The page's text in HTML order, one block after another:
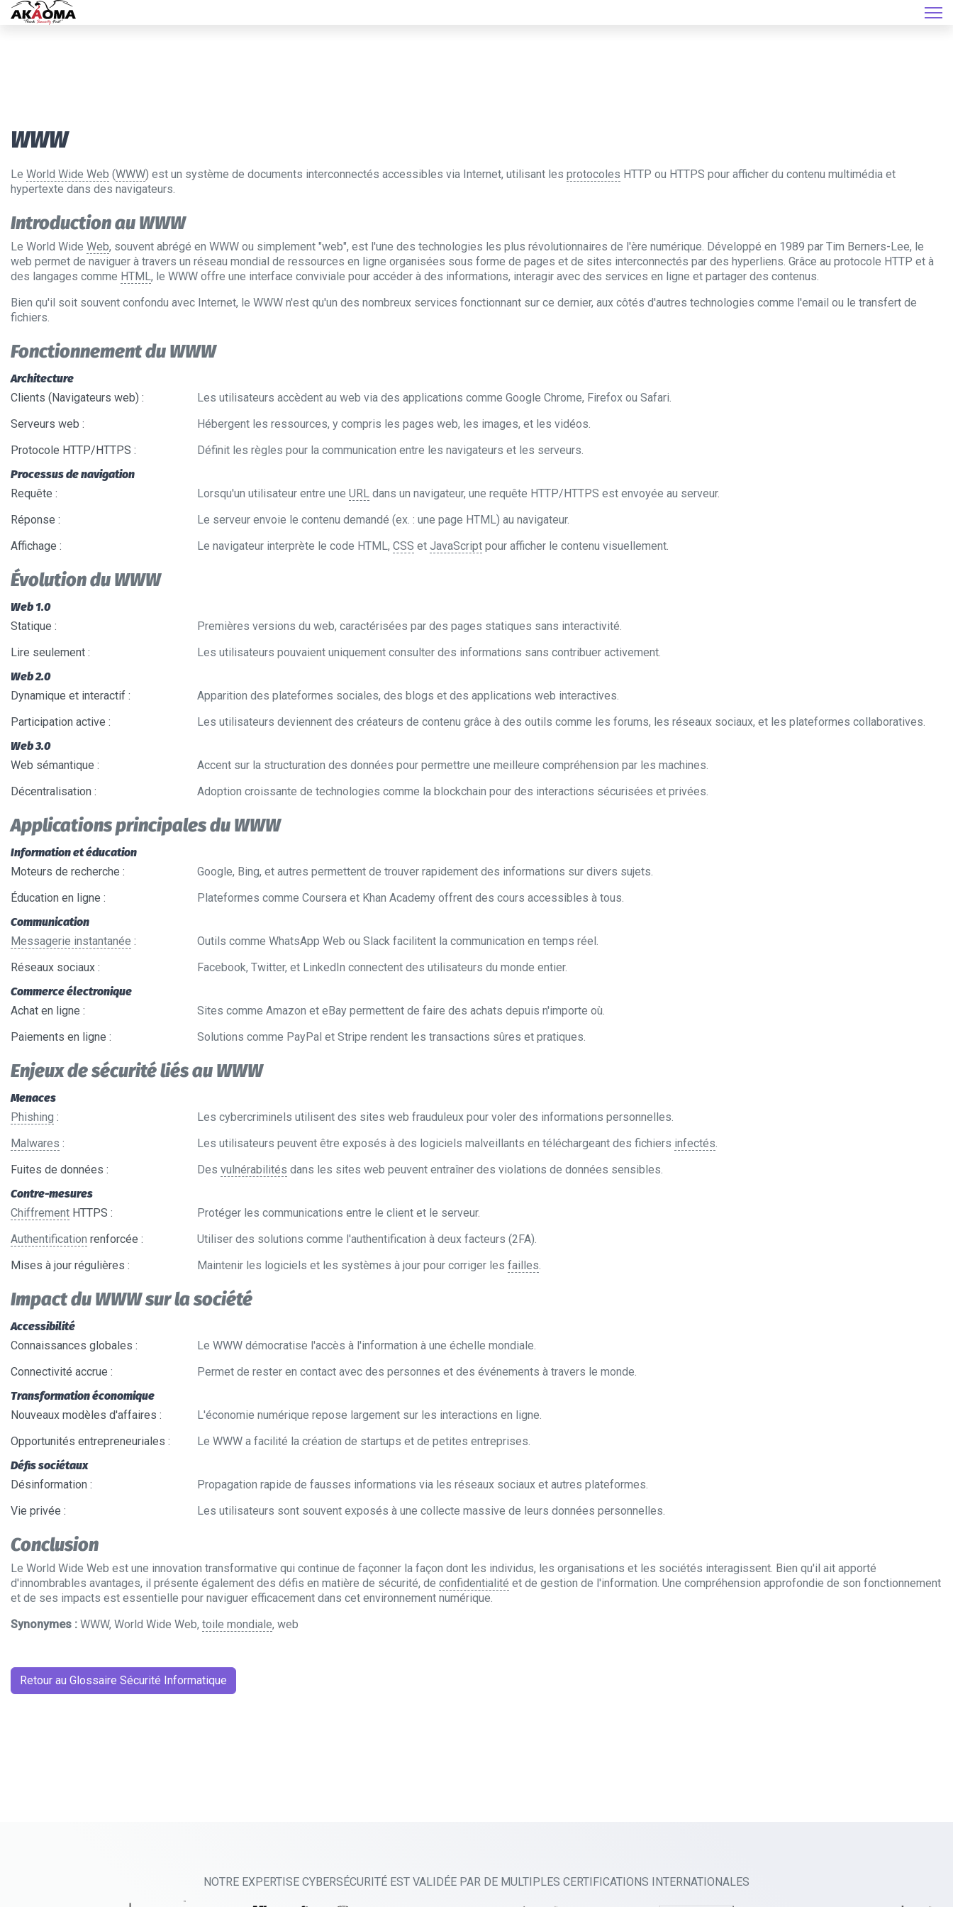
WWW
Le World Wide Web (WWW) est un système de documents interconnectés accessibles via Internet, utilisant les protocoles HTTP ou HTTPS pour afficher du contenu multimédia et
hypertexte dans des navigateurs.
Introduction au WWW
Le World Wide Web, souvent abrégé en WWW ou simplement "web", est l'une des technologies les plus révolutionnaires de l'ère numérique. Développé en 1989 par Tim Berners-Lee, le
web permet de naviguer à travers un réseau mondial de ressources en ligne organisées sous forme de pages et de sites interconnectés par des hyperliens. Grâce au protocole HTTP et à
des langages comme HTML, le WWW offre une interface conviviale pour accéder à des informations, interagir avec des services en ligne et partager des contenus.
Bien qu'il soit souvent confondu avec Internet, le WWW n'est qu'un des nombreux services fonctionnant sur ce dernier, aux côtés d'autres technologies comme l'email ou le transfert de
fichiers.
Fonctionnement du WWW
Architecture
Clients (Navigateurs web) :
Les utilisateurs accèdent au web via des applications comme Google Chrome, Firefox ou Safari.
Serveurs web :
Hébergent les ressources, y compris les pages web, les images, et les vidéos.
Protocole HTTP/HTTPS :
Définit les règles pour la communication entre les navigateurs et les serveurs.
Processus de navigation
Requête : Lorsqu'un utilisateur entre une URLdans un navigateur, une requête HTTP/HTTPS est envoyée au serveur.
Réponse :
Le serveur envoie le contenu demandé (ex. : une page HTML) au navigateur.
Affichage : Le navigateur interprète le code HTML, CSS et JavaScriptpour afficher le contenu visuellement.
Évolution du WWW
Web 1.0
Statique :
Premières versions du web, caractérisées par des pages statiques sans interactivité.
Lire seulement :
Les utilisateurs pouvaient uniquement consulter des informations sans contribuer activement.
Web 2.0
Dynamique et interactif :
Apparition des plateformes sociales, des blogs et des applications web interactives.
Participation active :
Les utilisateurs deviennent des créateurs de contenu grâce à des outils comme les forums, les réseaux sociaux, et les plateformes collaboratives.
Web 3.0
Web sémantique :
Accent sur la structuration des données pour permettre une meilleure compréhension par les machines.
Décentralisation : Adoption croissante de technologies comme la blockchain pour des interactions sécurisées et privées.
Applications principales du WWW
Information et éducation
Moteurs de recherche :
Google, Bing, et autres permettent de trouver rapidement des informations sur divers sujets.
Éducation en ligne :
Plateformes comme Coursera et Khan Academy offrent des cours accessibles à tous.
Communication
Messagerie instantanée :
Outils comme WhatsApp Web ou Slack facilitent la communication en temps réel.
Réseaux sociaux :
Facebook, Twitter, et LinkedIn connectent des utilisateurs du monde entier.
Commerce électronique
Achat en ligne :
Sites comme Amazon et eBay permettent de faire des achats depuis n'importe où.
Paiements en ligne : Solutions comme PayPal et Stripe rendent les transactions sûres et pratiques.
Enjeux de sécurité liés au WWW
Menaces
Phishing :
Les cybercriminels utilisent des sites web frauduleux pour voler des informations personnelles.
Malwares : Les utilisateurs peuvent être exposés à des logiciels malveillants en téléchargeant des fichiers infectés.
Fuites de données : Des vulnérabilités dans les sites web peuvent entraîner des violations de données sensibles.
Contre-mesures
Chiffrement HTTPS :
Protéger les communications entre le client et le serveur.
Authentification renforcée :
Utiliser des solutions comme l'authentification à deux facteurs (2FA).
Mises à jour régulières : Maintenir les logiciels et les systèmes à jour pour corriger les failles.
Impact du WWW sur la société
Accessibilité
Connaissances globales :
Le WWW démocratise l'accès à l'information à une échelle mondiale.
Connectivité accrue :
Permet de rester en contact avec des personnes et des événements à travers le monde.
Transformation économique
Nouveaux modèles d'affaires :
L'économie numérique repose largement sur les interactions en ligne.
Opportunités entrepreneuriales :
Le WWW a facilité la création de startups et de petites entreprises.
Défis sociétaux
Désinformation :
Propagation rapide de fausses informations via les réseaux sociaux et autres plateformes.
Vie privée : Les utilisateurs sont souvent exposés à une collecte massive de leurs données personnelles.
Conclusion
Le World Wide Web est une innovation transformative qui continue de façonner la façon dont les individus, les organisations et les sociétés interagissent. Bien qu'il ait apporté
d'innombrables avantages, il présente également des défis en matière de sécurité, de confidentialité et de gestion de l'information. Une compréhension approfondie de son fonctionnement
et de ses impacts est essentielle pour naviguer efficacement dans cet environnement numérique.
Synonymes : WWW, World Wide Web, toile mondiale, web
Retour au Glossaire Sécurité Informatique
NOTRE EXPERTISE CYBERSÉCURITÉ EST VALIDÉE PAR DE MULTIPLES CERTIFICATIONS INTERNATIONALES